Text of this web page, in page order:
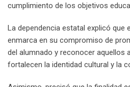
cumplimiento de los objetivos
La dependencia estatal explicó que
enmarca en su compromiso de
del alumnado y reconocer aquellos
fortalecen la identidad cultural y la